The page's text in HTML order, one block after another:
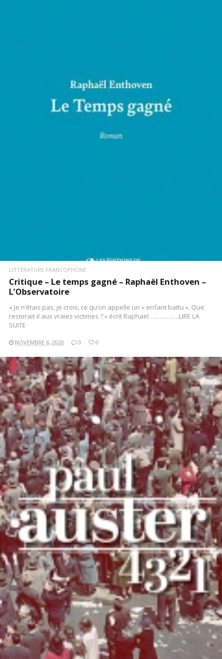
LITTÉRATURE FRANCOPHONE
Critique – Le temps gagné – Raphaël Enthoven –
L’Observatoire
« Je n’étais pas, je crois, ce qu’on appelle un « enfant battu ». Que
resterait-il aux vraies victimes ? » écrit Raphaël …………….LIRE LA
SUITE
NOVEMBRE 6, 2020 0 0
LIRE LA SUITE